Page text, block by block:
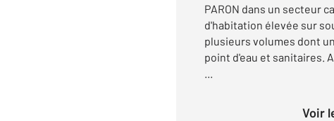
PARON dans un secteur
d'habitation élevée sur
plusieurs volumes dont
point d'eau et sanitaires.
...
Voir